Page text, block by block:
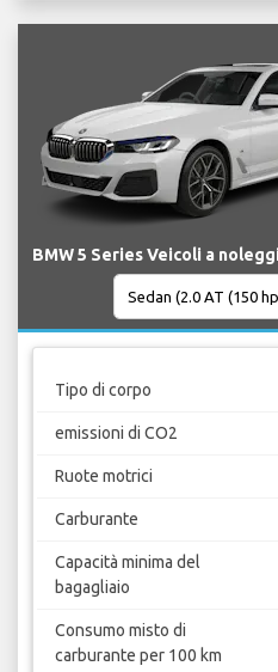
BMW 5 Series Veicoli a
Tipo di corpo
emissioni di CO2
Ruote motrici
Carburante
Capacità minima del
bagagliaio
Consumo misto di
carburante per 100 km